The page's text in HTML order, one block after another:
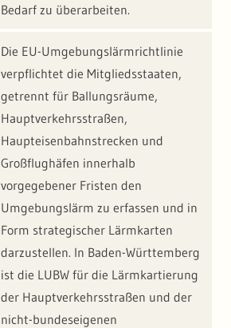
Bedarf zu überarbeiten.
Die EU-Umgebungslärmrichtlinie
verpflichtet die Mitgliedsstaaten,
getrennt für Ballungsräume,
Hauptverkehrsstraßen,
Haupteisenbahnstrecken und
Großflughäfen innerhalb
vorgegebener Fristen den
Umgebungslärm zu erfassen und in
Form strategischer Lärmkarten
darzustellen. In Baden-Württemberg
ist die LUBW für die Lärmkartierung
der Hauptverkehrsstraßen und der
nicht-bundeseigenen